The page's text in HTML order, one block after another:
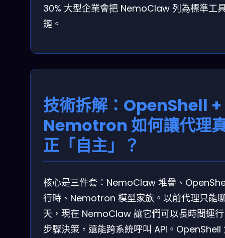
30% 大型企業會把 NemoClaw 列為標準工
鏈。
技術拆解：OpenShell +
Nemotron 如何讓代理
正「自主」？
核心是三件套：NemoClaw 堆疊、
行時、Nemotron 模型家族。以前代理只能
天，現在 NemoClaw 讓它們可以長時間運
步驟決策，還能跨系統呼叫 API。OpenShell